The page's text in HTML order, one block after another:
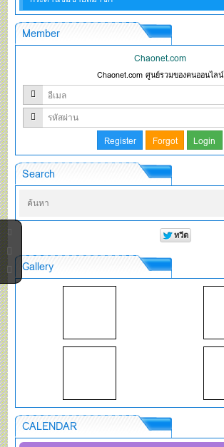
Member
Chaonet.com
Chaonet.com ศูนย์รวมของคนออนไลน์
Search
Gallery
CALENDAR